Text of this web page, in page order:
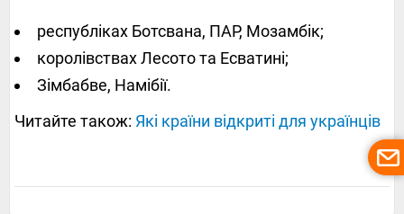
республіках Ботсвана, ПАР, Мозамбік;
королівствах Лесото та Есватині;
Зімбабве, Намібії.
Читайте також: Які країни відкриті для українців